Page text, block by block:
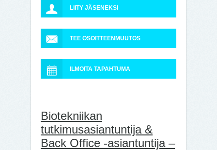
LIITY JÄSENEKSI
TEE OSOITTEENMUUTOS
ILMOITA TAPAHTUMA
Biotekniikan
tutkimusasiantuntija &
Back Office -asiantuntija –